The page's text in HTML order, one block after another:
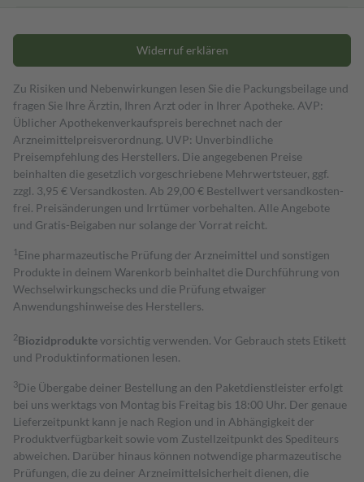
Widerruf erklären
Zu Risiken und Nebenwirkungen lesen Sie die Packungsbeilage und
fragen Sie Ihre Ärztin, Ihren Arzt oder in Ihrer Apotheke. AVP:
Üblicher Apothekenverkaufspreis berechnet nach der
Arzneimittelpreisverordnung. UVP: Unverbindliche
Preisempfehlung des Herstellers. Die angegebenen Preise
beinhalten die gesetzlich vorgeschriebene Mehrwertsteuer, ggf.
zzgl. 3,95 € Versandkosten. Ab 29,00 € Bestell­wert versand­kosten­
frei. Preisänderungen und Irrtümer vorbehalten. Alle Angebote
und Gratis-Beigaben nur solange der Vorrat reicht.
1 Eine pharmazeutische Prüfung der Arzneimittel und sonstigen
Produkte in deinem Warenkorb beinhaltet die Durchführung von
Wechselwirkungschecks und die Prüfung etwaiger
Anwendungshinweise des Herstellers.
2Biozidproduktevorsichtig verwenden. Vor Gebrauch stets Etikett
und Produktinformationen lesen.
3Die Übergabe deiner Bestellung an den Paketdienstleister erfolgt
bei uns werktags von Montag bis Freitag bis 18:00 Uhr. Der genaue
Lieferzeitpunkt kann je nach Region und in Abhängigkeit der
Produktverfügbarkeit sowie vom Zustellzeitpunkt des Spediteurs
abweichen. Darüber hinaus können notwendige pharmazeutische
Prüfungen, die zu deiner Arzneimittelsicherheit dienen, die